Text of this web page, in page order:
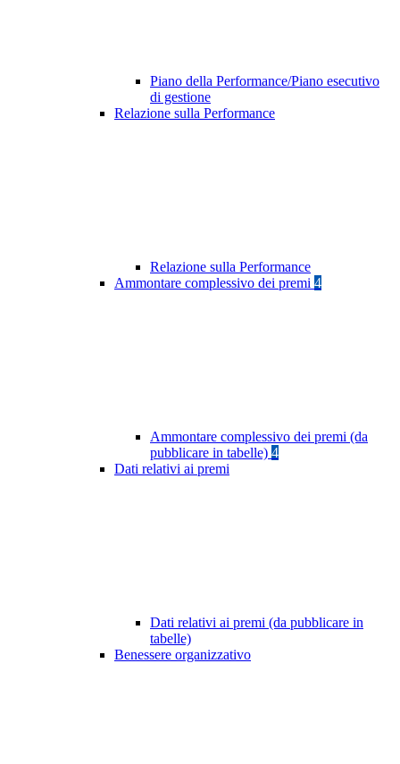
Piano della Performance/Piano esecutivo
di gestione
Relazione sulla Performance
Relazione sulla Performance
Ammontare complessivo dei premi 4
Ammontare complessivo dei premi (da
pubblicare in tabelle) 4
Dati relativi ai premi
Dati relativi ai premi (da pubblicare in
tabelle)
Benessere organizzativo